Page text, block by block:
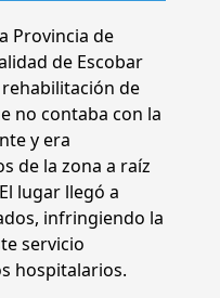
Provincia de
de Escobar
de
no contaba con la
y era
de la zona a raíz
lugar llegó a
infringiendo la
servicio
hospitalarios.